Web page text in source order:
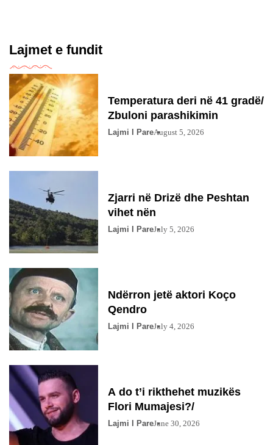
Lajmet e fundit
Temperatura deri në 41 gradë/
Zbuloni parashikimin
Lajmi I PareAugust 5, 2026
Zjarri në Drizë dhe Peshtan
vihet nën
Lajmi I PareJuly 5, 2026
Ndërron jetë aktori Koço
Qendro
Lajmi I PareJuly 4, 2026
A do t’i rikthehet muzikës
Flori Mumajesi?/
Lajmi I PareJune 30, 2026